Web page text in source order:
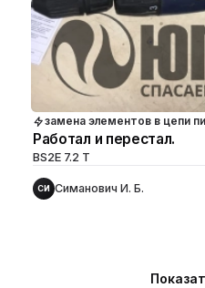
замена элементов в цепи
Работал и перестал.
BS2E 7.2 T
СИ Симанович И. Б.